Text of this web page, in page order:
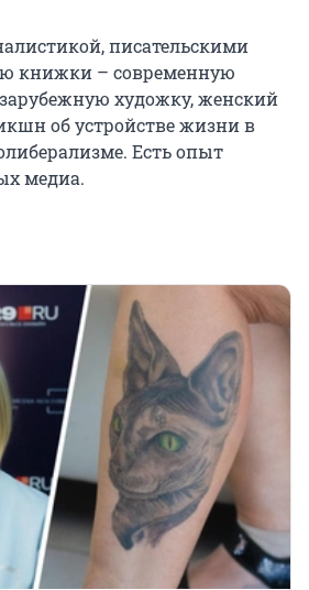
писательскими
книжки – современную
художку, женский
об устройстве жизни в
Есть опыт
медиа.